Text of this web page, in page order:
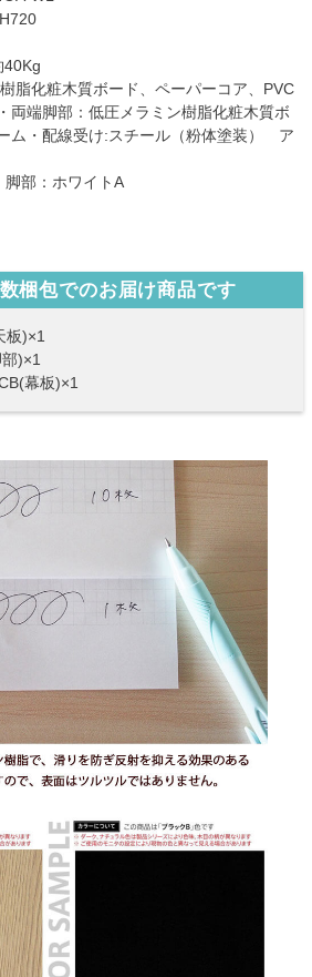
40Kg
脂化粧木質ボード、ペーパーコア、PVC
両端脚部：低圧メラミン樹脂化粧木質ボ
ム・配線受け:スチール（粉体塗装） ア
脚部：ホワイトA
梱包でのお届け商品です
板)×1
)×1
幕板)×1